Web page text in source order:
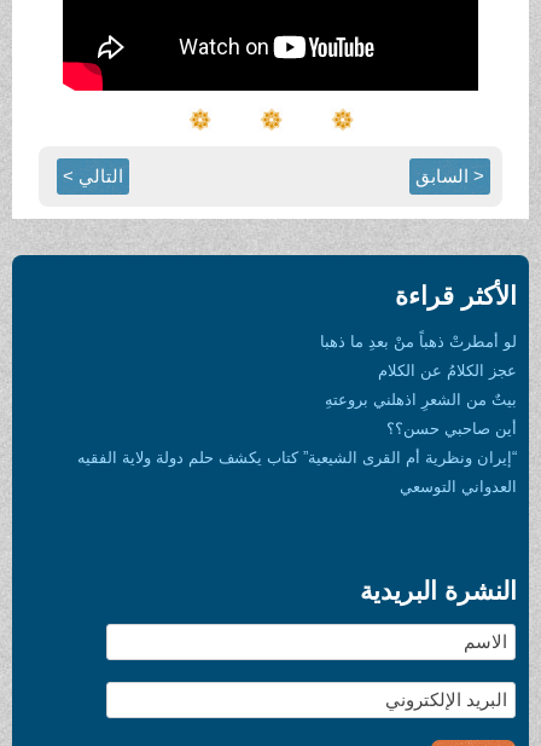
< السابق التالي >
الأكثر قراءة
لو أمطرتْ ذهباً منْ بعدِ ما ذهبا
عجز الكلامُ عن الكلام
بيتٌ من الشعرِ اذهلني بروعتهِ
أين صاحبي حسن؟؟
“إيران ونظرية أم القرى الشيعية” كتاب يكشف حلم دولة ولاية الفقيه
العدواني التوسعي
النشرة البريدية